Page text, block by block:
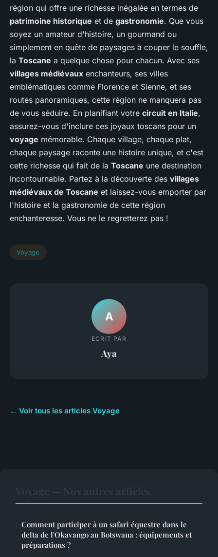
région qui offre une richesse inégalée en termes de
patrimoine historique et de gastronomie. Que vous
soyez un amateur d'histoire, un gourmand ou
simplement en quête de paysages à couper le souffle,
la Toscane a quelque chose pour chacun. Avec ses
villages médiévaux enchanteurs, ses villes
emblématiques comme Florence et Sienne, et ses
routes panoramiques, cette région ne manquera pas
de vous séduire. En planifiant votre circuit en Italie,
assurez-vous d'inclure ces joyaux toscans pour un
voyage mémorable. Chaque village, chaque plat,
chaque paysage raconte une histoire unique, et c'est
cette richesse qui fait de la Toscane une destination
incontournable. Partez à la découverte des villages
médiévaux de Toscane et laissez-vous emporter par
l'histoire et la gastronomie de cette région
enchanteresse. Vous ne le regretterez pas !
Voyage
A
ECRIT PAR
Aya
← Voir tous les articles Voyage
Comment participer à un safari équestre dans le
delta de l'Okavango au Botswana : équipements et
préparations ?